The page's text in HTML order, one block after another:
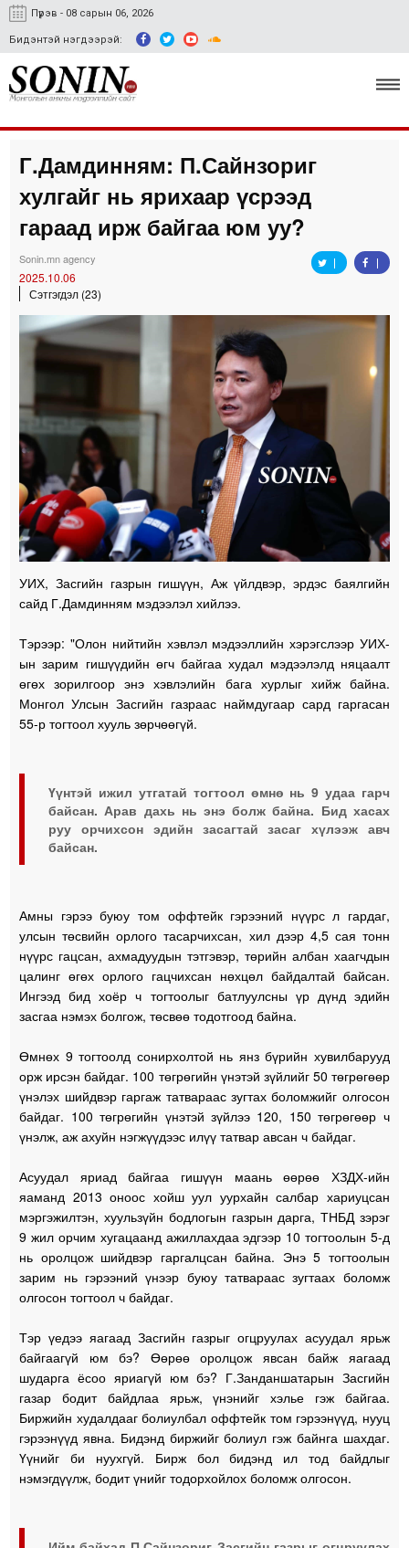
Пүрэв - 08 сарын 06, 2026
Бидэнтэй нэгдээрэй:
Улс төр, эдийн засаг
Гэмт хэрэг
Easy news
Г.Дамдинням: П.Сайнзориг
хулгайг нь ярихаар үсрээд
гараад ирж байгаа юм уу?
Sonin.mn agency
2025.10.06
Сэтгэгдэл (23)
УИХ, Засгийн газрын гишүүн, Аж үйлдвэр, эрдэс баялгийн
сайд Г.Дамдинням мэдээлэл хийлээ.
Тэрээр: "Олон нийтийн хэвлэл мэдээллийн хэрэгслээр УИХ-
ын зарим гишүүдийн өгч байгаа худал мэдээлэлд няцаалт
өгөх зорилгоор энэ хэвлэлийн бага хурлыг хийж байна.
Монгол Улсын Засгийн газраас наймдугаар сард гаргасан
55-р тогтоол хууль зөрчөөгүй.
Үүнтэй ижил утгатай тогтоол өмнө нь 9 удаа гарч
байсан. Арав дахь нь энэ болж байна. Бид хасах
руу орчихсон эдийн засагтай засаг хүлээж авч
байсан.
Амны гэрээ буюу том оффтейк гэрээний нүүрс л гардаг,
улсын төсвийн орлого тасарчихсан, хил дээр 4,5 сая тонн
нүүрс гацсан, ахмадуудын тэтгэвэр, төрийн албан хаагчдын
цалинг өгөх орлого гацчихсан нөхцөл байдалтай байсан.
Ингээд бид хоёр ч тогтоолыг батлуулсны үр дүнд эдийн
засгаа нэмэх болгож, төсвөө тодотгоод байна.
Өмнөх 9 тогтоолд сонирхолтой нь янз бүрийн хувилбарууд
орж ирсэн байдаг. 100 төгрөгийн үнэтэй зүйлийг 50 төгрөгөөр
үнэлэх шийдвэр гаргаж татвараас зугтах боломжийг олгосон
байдаг. 100 төгрөгийн үнэтэй зүйлээ 120, 150 төгрөгөөр ч
үнэлж, аж ахуйн нэгжүүдээс илүү татвар авсан ч байдаг.
Асуудал яриад байгаа гишүүн маань өөрөө ХЗДХ-ийн
яаманд 2013 оноос хойш уул уурхайн салбар хариуцсан
мэргэжилтэн, хуульзүйн бодлогын газрын дарга, ТНБД зэрэг
9 жил орчим хугацаанд ажиллахдаа эдгээр 10 тогтоолын 5-д
нь оролцож шийдвэр гаргалцсан байна. Энэ 5 тогтоолын
зарим нь гэрээний үнээр буюу татвараас зугтаах боломж
олгосон тогтоол ч байдаг.
Тэр үедээ яагаад Засгийн газрыг огцруулах асуудал ярьж
байгаагүй юм бэ? Өөрөө оролцож явсан байж яагаад
шударга ёсоо яриагүй юм бэ? Г.Занданшатарын Засгийн
газар бодит байдлаа ярьж, үнэнийг хэлье гэж байгаа.
Биржийн худалдааг болиулбал оффтейк том гэрээнүүд, нууц
гэрээнүүд явна. Бидэнд биржийг болиул гэж байнга шахдаг.
Үүнийг би нуухгүй. Бирж бол бидэнд ил тод байдлыг
нэмэгдүүлж, бодит үнийг тодорхойлох боломж олгосон.